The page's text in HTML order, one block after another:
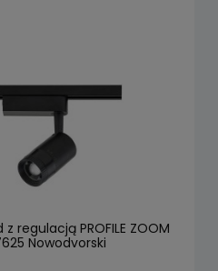
regulacją PROFILE ZOOM
Nowodvorski